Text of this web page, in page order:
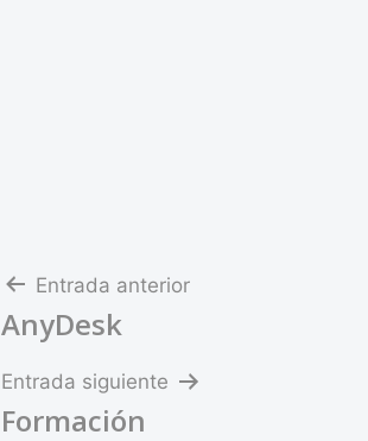
Navegación
de
entradas
Entrada anterior
AnyDesk
Entrada siguiente
Formación